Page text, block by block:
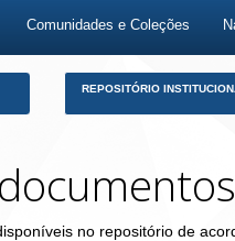
Comunidades e Coleções
REPOSITÓRIO
no repositório de